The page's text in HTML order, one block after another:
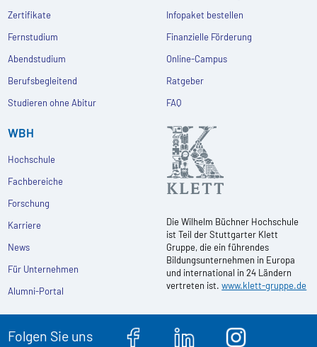
Zertifikate
Fernstudium
Abendstudium
Berufsbegleitend
Studieren ohne Abitur
Infopaket bestellen
Finanzielle Förderung
Online-Campus
Ratgeber
FAQ
WBH
Hochschule
Fachbereiche
Forschung
Karriere
News
Für Unternehmen
Alumni-Portal
Die Wilhelm Büchner Hochschule
ist Teil der Stuttgarter Klett
Gruppe, die ein führendes
Bildungsunternehmen in Europa
und international in 24 Ländern
vertreten ist.www.klett-gruppe.de
Folgen Sie uns